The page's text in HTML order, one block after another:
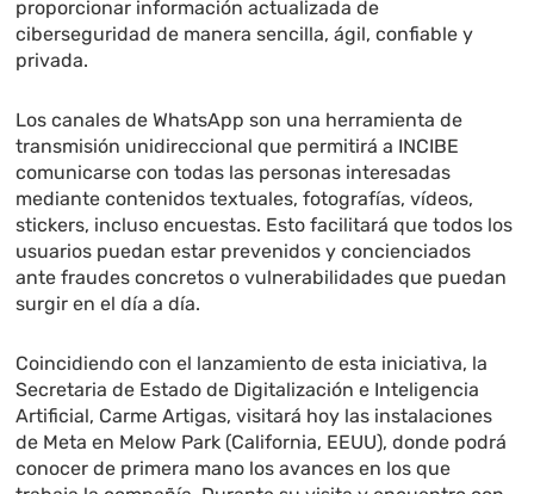
proporcionar información actualizada de
ciberseguridad de manera sencilla, ágil, confiable y
privada.
Los canales de WhatsApp son una herramienta de
transmisión unidireccional que permitirá a INCIBE
comunicarse con todas las personas interesadas
mediante contenidos textuales, fotografías, vídeos,
stickers, incluso encuestas. Esto facilitará que todos los
usuarios puedan estar prevenidos y concienciados
ante fraudes concretos o vulnerabilidades que puedan
surgir en el día a día.
Coincidiendo con el lanzamiento de esta iniciativa, la
Secretaria de Estado de Digitalización e Inteligencia
Artificial, Carme Artigas, visitará hoy las instalaciones
de Meta en Melow Park (California, EEUU), donde podrá
conocer de primera mano los avances en los que